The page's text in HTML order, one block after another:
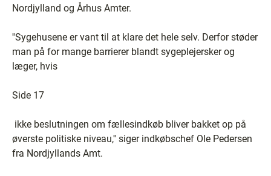
Nordjylland og Århus Amter.
''Sygehusene er vant til at klare det hele selv. Derfor støder
man på for mange barrierer blandt sygeplejersker og
læger, hvis
Side 17
ikke beslutningen om fællesindkøb bliver bakket op på
øverste politiske niveau,'' siger indkøbschef Ole Pedersen
fra Nordjyllands Amt.